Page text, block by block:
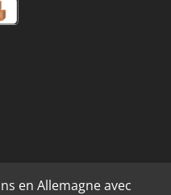
en Allemagne avec